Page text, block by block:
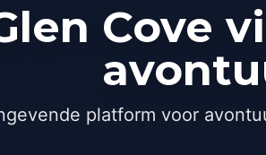
Cove
platform voor